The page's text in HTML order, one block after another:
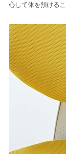
心して体を預けるこ